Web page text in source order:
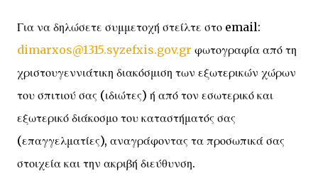
Για να δηλώσετε συμμετοχή στείλτε στο email:
dimarxos@1315.syzefxis.gov.gr φωτογραφία από τη
χριστουγεννιάτικη διακόσμιση των εξωτερικών χώρων
του σπιτιού σας (ιδιώτες) ή από τον εσωτερικό και
εξωτερικό διάκοσμο του καταστήματός σας
(επαγγελματίες), αναγράφοντας τα προσωπικά σας
στοιχεία και την ακριβή διεύθυνση.